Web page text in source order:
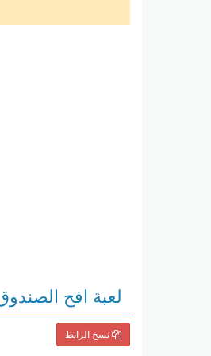
لعبة افح
نسخ الرابط